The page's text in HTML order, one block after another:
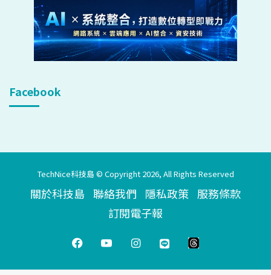
Facebook
TechNice科技島 © Copyright 2026, All Rights Reserved
關於科技島 聯絡我們 隱私政策 服務條款
訂閱電子報